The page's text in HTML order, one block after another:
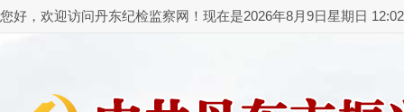
您好，欢迎访问丹东纪检监察网！现在是2026年8月9日星期日